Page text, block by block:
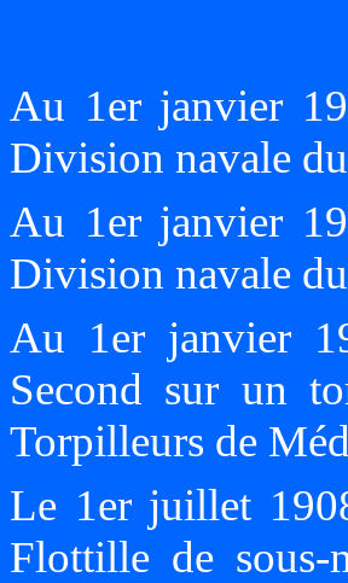
Au 1er janvier
Division navale
Au 1er janvier
Division navale
Au 1er janvier
Second sur un
Torpilleurs de
Le 1er juillet
Flottille de sous-